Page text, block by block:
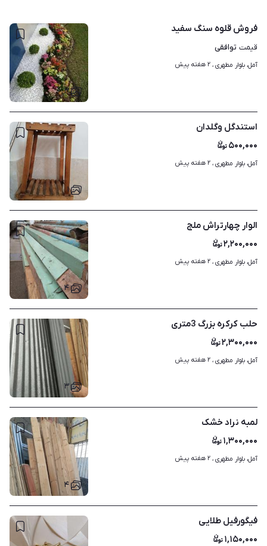
۳
فروش قلوه سنگ سفید
قیمت توافقی
آمل، بلوار مطهری ، ۲ هفته پیش
۱
استندگل وگلدان
۵۰۰,۰۰۰
آمل، بلوار مطهری ، ۲ هفته پیش
۴
الوار چهارتراش ملج
۲,۲۰۰,۰۰۰
آمل، بلوار مطهری ، ۲ هفته پیش
۳
حلب کرکره بزرگ 3متری
۲,۳۰۰,۰۰۰
آمل، بلوار مطهری ، ۲ هفته پیش
۴
لمبه نراد خشک
۱,۳۰۰,۰۰۰
آمل، بلوار مطهری ، ۲ هفته پیش
فیگورفیل طلایی
۱,۱۵۰,۰۰۰